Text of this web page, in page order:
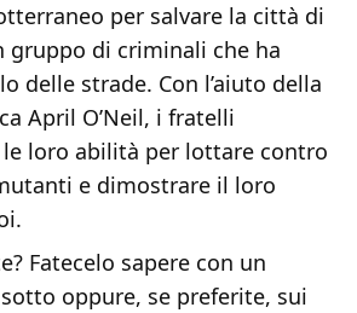
per salvare la città di
gruppo di criminali che ha
delle strade. Con l’aiuto della
April O’Neil, i fratelli
loro abilità per lottare contro
e dimostrare il loro
Fatecelo sapere con un
oppure, se preferite, sui